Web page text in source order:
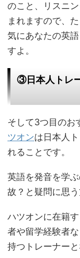
のこと、リスニ
まれますので、
気にあなたの英
すよ。
③日本人トレ
そして3つ目のお
ツオンは日本人
れることです。
英語を発音を学
故？と疑問に思
ハツオンに在籍
者や留学経験者
持つトレーナーと